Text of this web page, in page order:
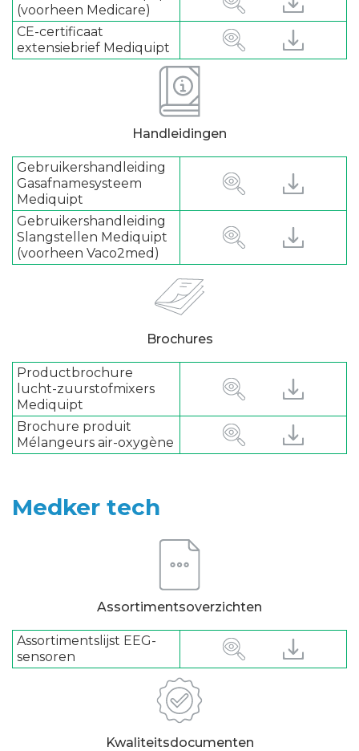
(voorheen Medicare)
CE-certificaat
extensiebrief Mediquipt
Handleidingen
Gebruikershandleiding
Gasafnamesysteem
Mediquipt
Gebruikershandleiding
Slangstellen Mediquipt
(voorheen Vaco2med)
Brochures
Productbrochure
lucht-zuurstofmixers
Mediquipt
Brochure produit
Mélangeurs air-oxygène
Medker tech
Assortimentsoverzichten
Assortimentslijst EEG-
sensoren
Kwaliteitsdocumenten